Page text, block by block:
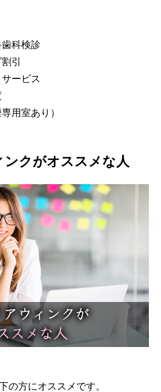
科検診
引
ービス
用室あり）
ンクがオススメな人
の方にオススメです。